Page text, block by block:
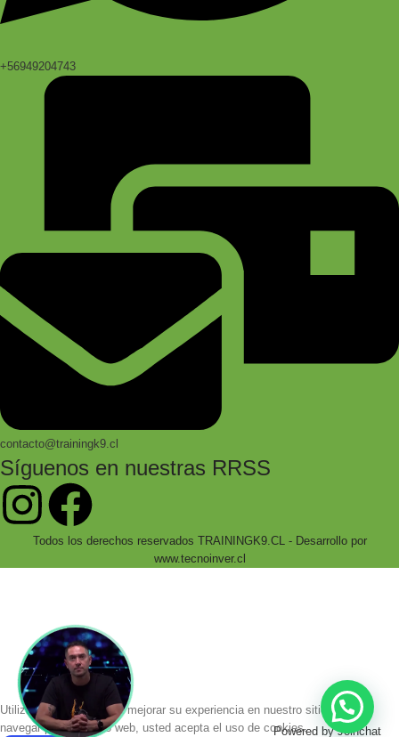
+56949204743
contacto@trainingk9.cl
Síguenos en nuestras RRSS
Todos los derechos reservados TRAININGK9.CL - Desarrollo por
www.tecnoinver.cl
Accede a cientos de productos especializados
con envío a todo chile!
Utilizamos cookies para mejorar su experiencia en nuestro sitio web. Al
navegar por este sitio web, usted acepta el uso de cookies.Powered byJoinchat